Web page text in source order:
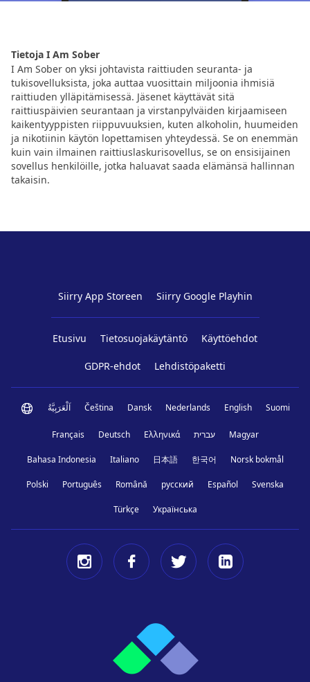
Tietoja I Am Sober
I Am Sober on yksi johtavista raittiuden seuranta- ja
tukisovelluksista, joka auttaa vuosittain miljoonia ihmisiä
raittiuden ylläpitämisessä. Jäsenet käyttävät sitä
raittiuspäivien seurantaan ja virstanpylväiden kirjaamiseen
kaikentyyppisten riippuvuuksien, kuten alkoholin, huumeiden
ja nikotiinin käytön lopettamisen yhteydessä. Se on enemmän
kuin vain ilmainen raittiuslaskurisovellus, se on ensisijainen
sovellus henkilöille, jotka haluavat saada elämänsä hallinnan
takaisin.
Siirry App Storeen Siirry Google Playhin
Etusivu Tietosuojakäytäntö Käyttöehdot
GDPR-ehdot Lehdistöpaketti
اَلْعَرَبِيَّةُ Čeština Dansk Nederlands English Suomi
Français Deutsch Ελληνικά עברית Magyar
Bahasa Indonesia Italiano 日本語 한국어 Norsk bokmål
Polski Português Română русский Español Svenska
Türkçe Українська